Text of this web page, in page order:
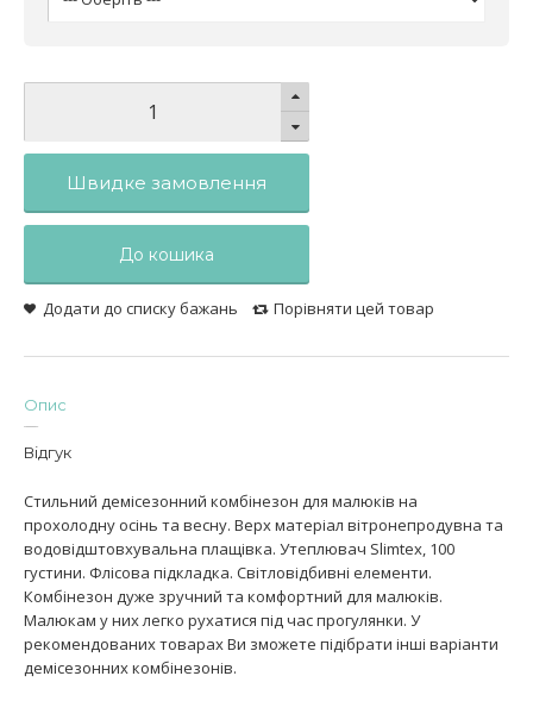
Швидке замовлення
До кошика
Додати до списку бажань Порівняти цей товар
Опис
Відгук
Стильний демісезонний комбінезон для малюків на
прохолодну осінь та весну. Верх матеріал вітронепродувна та
водовідштовхувальна плащівка. Утеплювач Slimtex, 100
густини. Флісова підкладка. Світловідбивні елементи.
Комбінезон дуже зручний та комфортний для малюків.
Малюкам у них легко рухатися під час прогулянки. У
рекомендованих товарах Ви зможете підібрати інші варіанти
демісезонних комбінезонів.